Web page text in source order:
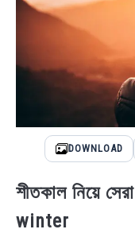
DOWNLOAD
শীতকাল নিয়ে
winter